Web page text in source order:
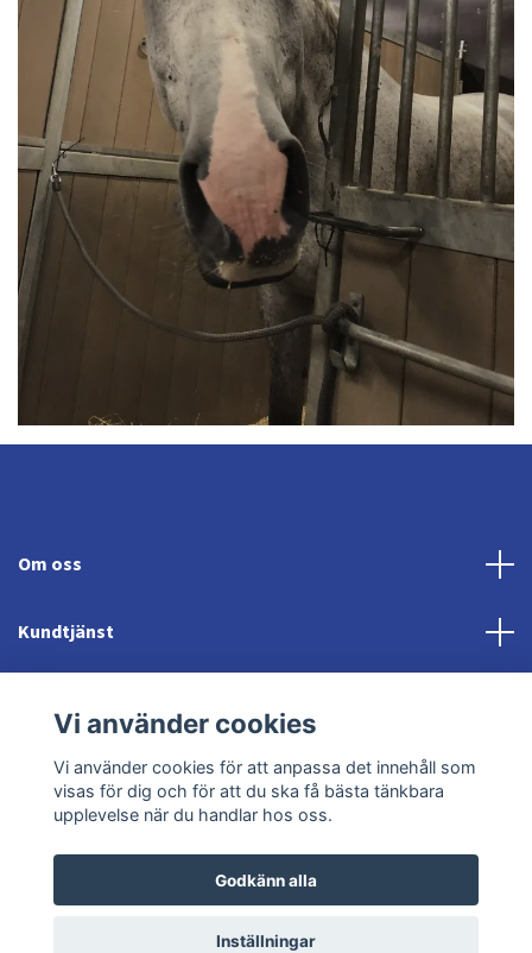
Om oss
Kundtjänst
Sociala medier
© 2026 Jonröds EquishopPowered by Quickbutik
Vi använder cookies
Vi använder cookies för att anpassa det innehåll som
visas för dig och för att du ska få bästa tänkbara
upplevelse när du handlar hos oss.
Godkänn alla
Inställningar